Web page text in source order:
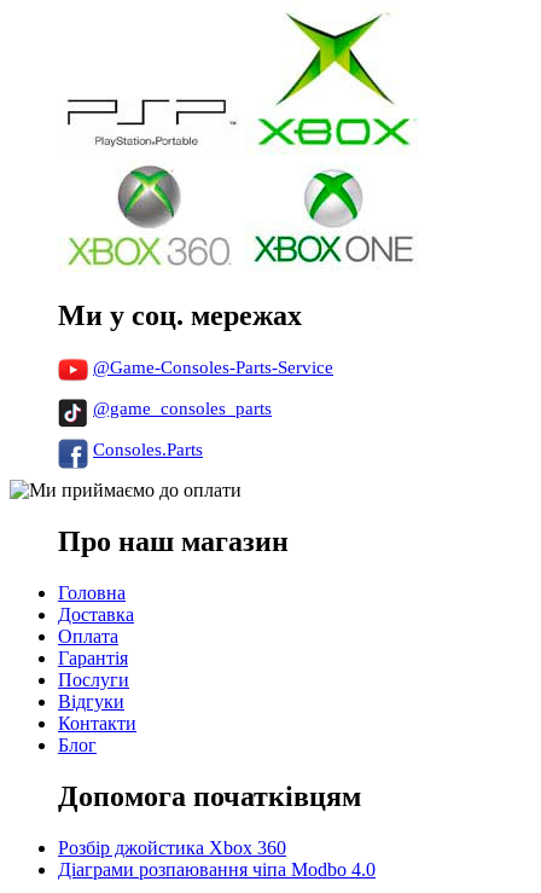
Ми у соц. мережах
@Game-Consoles-Parts-Service
@game_consoles_parts
Consoles.Parts
Про наш магазин
Головна
Доставка
Оплата
Гарантія
Послуги
Відгуки
Контакти
Блог
Допомога початківцям
Розбір джойстика Xbox 360
Діаграми розпаювання чіпа Modbo 4.0